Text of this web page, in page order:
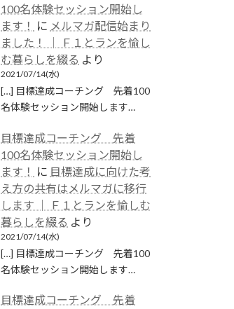
100名体験セッション開始し
ます！
に メルマガ配信始まり
ました！ │ Ｆ１とランを愉し
む暮らしを綴る より
2021/07/14(水)
[…] 目標達成コーチング 先着100
名体験セッション開始します…
目標達成コーチング 先着
100名体験セッション開始し
ます！
に 目標達成に向けた考
え方の共有はメルマガに移行
します │ Ｆ１とランを愉しむ
暮らしを綴る より
2021/07/14(水)
[…] 目標達成コーチング 先着100
名体験セッション開始します…
目標達成コーチング 先着